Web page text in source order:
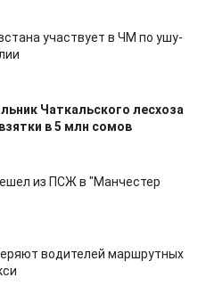
участвует в ЧМ по ушу-
Чаткальского лесхоза
в 5 млн сомов
из ПСЖ в "Манчестер
водителей маршрутных